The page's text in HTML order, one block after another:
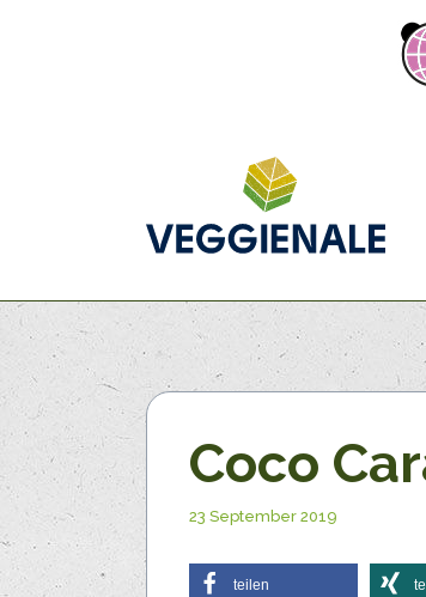
Coco
23 September 2019
teilen